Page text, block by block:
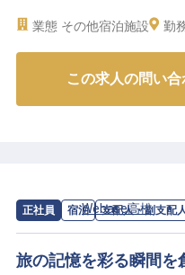
■高松市中心部、駅徒歩5
お客様にとって忘れられ
ー候補として、温かいお
動を提供していく可能性
ーー【成長を実感できる
業態 その他宿泊施設 勤
この求人の問い
正社員 宿泊 支配人・副支配
求人情報：Webase高松の支
旅の記憶を彩る瞬間を